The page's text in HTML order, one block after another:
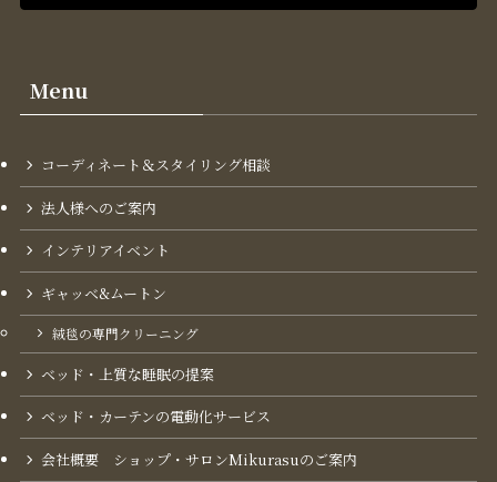
Menu
コーディネート＆スタイリング​相談
法人様へのご案内
インテリアイベント
ギャッベ&ムートン
絨毯の専門クリーニング
ベッド・上質な睡眠の提案
ベッド・カーテンの電動化サービス
会社概要 ショップ・サロンMikurasuのご案内​